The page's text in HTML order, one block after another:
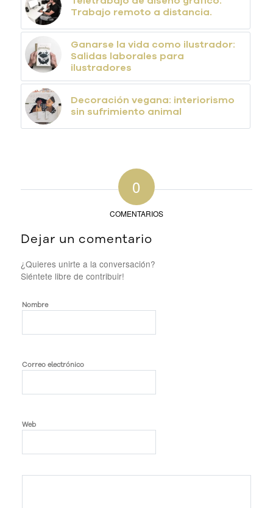
Trabajo remoto a distancia.
Ganarse la vida como ilustrador:
Salidas laborales para
ilustradores
Decoración vegana: interiorismo
sin sufrimiento animal
0
COMENTARIOS
Dejar un comentario
¿Quieres unirte a la conversación?
Siéntete libre de contribuir!
Nombre
Correo electrónico
Web